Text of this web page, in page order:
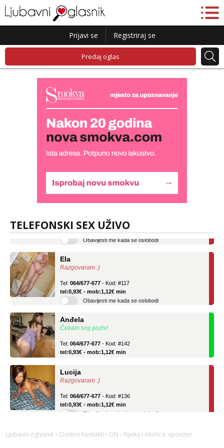
Prijavi se Registriraj se
Predaj oglas
TELEFONSKI SEX UŽIVO
tel:0,93€ - mob:1,12€ min
Razgovaram :)
tel:0,93€ - mob:1,12€ min
Obavijesti me kada se oslobodi
Čekam tvoj poziv!
tel:0,93€ - mob:1,12€ min
Razgovaram :)
tel:0,93€ - mob:1,12€ min
Obavijesti me kada se oslobodi
Razgovaram :)
Ljubavni oglasnik › Osobni kontakti › ON › Rijeka i okolica, sponzor